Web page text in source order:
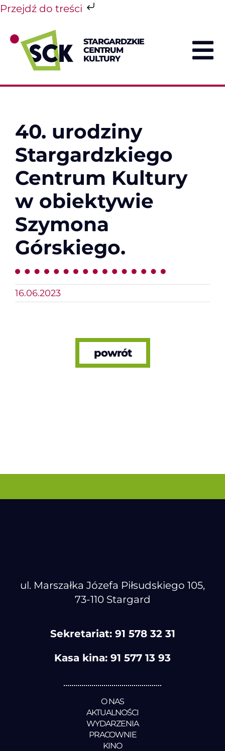
Przejdź do treści
do
zawartości
STARGARDZKIE
CENTRUM
KULTURY
40. urodziny
Stargardzkiego
Centrum Kultury
w obiektywie
Szymona
Górskiego.
16.06.2023
powrót
ul. Marszałka Józefa Piłsudskiego 105,
73-110 Stargard
Sekretariat: 91 578 32 31
Kasa kina: 91 577 13 93
O NAS
AKTUALNOŚCI
WYDARZENIA
PRACOWNIE
KINO